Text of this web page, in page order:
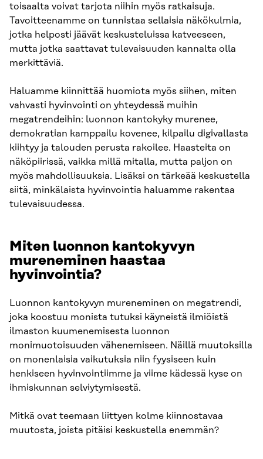
toisaalta voivat tarjota niihin myös ratkaisuja.
Tavoitteenamme on tunnistaa sellaisia näkökulmia,
jotka helposti jäävät keskusteluissa katveeseen,
mutta jotka saattavat tulevaisuuden kannalta olla
merkittäviä.
Haluamme kiinnittää huomiota myös siihen, miten
vahvasti hyvinvointi on yhteydessä muihin
megatrendeihin: luonnon kantokyky murenee,
demokratian kamppailu kovenee, kilpailu digivallasta
kiihtyy ja talouden perusta rakoilee. Haasteita on
näköpiirissä, vaikka millä mitalla, mutta paljon on
myös mahdollisuuksia. Lisäksi on tärkeää keskustella
siitä, minkälaista hyvinvointia haluamme rakentaa
tulevaisuudessa.
Miten luonnon kantokyvyn
mureneminen haastaa
hyvinvointia?
Luonnon kantokyvyn mureneminen on megatrendi,
joka koostuu monista tutuksi käyneistä ilmiöistä
ilmaston kuumenemisesta luonnon
monimuotoisuuden vähenemiseen. Näillä muutoksilla
on monenlaisia vaikutuksia niin fyysiseen kuin
henkiseen hyvinvointiimme ja viime kädessä kyse on
ihmiskunnan selviytymisestä.
Mitkä ovat teemaan liittyen kolme kiinnostavaa
muutosta, joista pitäisi keskustella enemmän?